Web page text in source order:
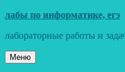
Перейти
содержимому
лабы по информатике, егэ
лабораторные работы и
Меню